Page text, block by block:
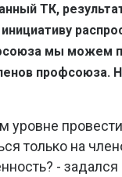
ТК,
мы можем
профсоюза.
уровне
только на
-